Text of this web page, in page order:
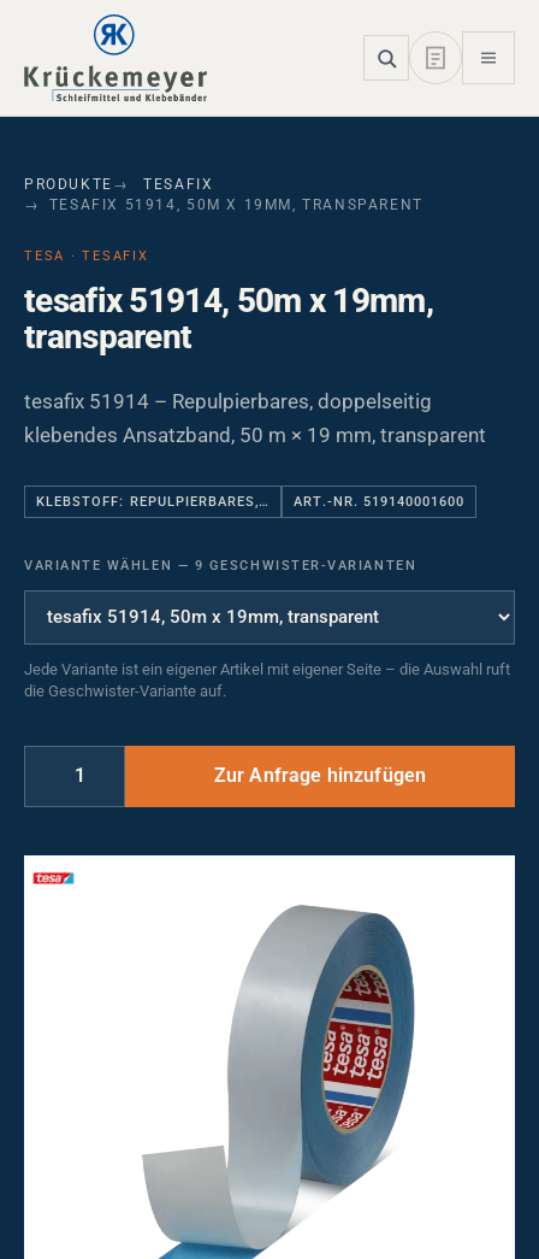
Skip to main navigation
Skip to main content
Skip to page footer
PRODUKTE
TESAFIX
TESAFIX 51914, 50M X 19MM, TRANSPARENT
TESA · TESAFIX
tesafix 51914, 50m x 19mm,
transparent
tesafix 51914 – Repulpierbares, doppelseitig
klebendes Ansatzband, 50 m × 19 mm, transparent
KLEBSTOFF: REPULPIERBARES,… ART.-NR. 519140001600
VARIANTE WÄHLEN — 9 GESCHWISTER-VARIANTEN
Jede Variante ist ein eigener Artikel mit eigener Seite – die Auswahl ruft
die Geschwister-Variante auf.